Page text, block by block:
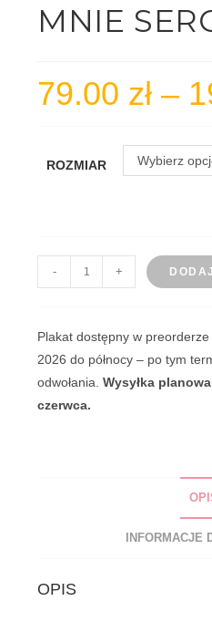
MNIE
79.00 zł –
ROZMIAR Wybierz
Plakat
tam,
gdzie
woła
mnie
- +
Plakat dostępny w
2026 do północy – po tym
odwołania.Wysyłka
czerwca.
INFORMACJE
OPIS